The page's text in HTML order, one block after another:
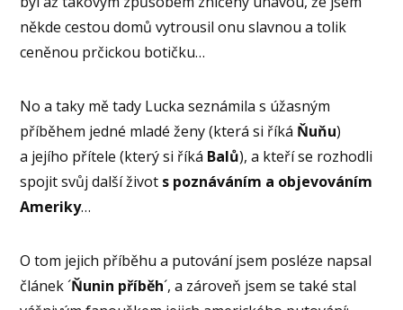
někde cestou domů vytrousil onu slavnou a tolik
ceněnou prčickou botičku…
No a taky mě tady Lucka seznámila s úžasným
příběhem jedné mladé ženy (která si říká Ňuňu)
a jejího přítele (který si říká Balů), a kteří se rozhodli
spojit svůj další život s poznáváním a objevováním
Ameriky…
O tom jejich příběhu a putování jsem posléze napsal
článek ´Ňunin příběh´, a zároveň jsem se také stal